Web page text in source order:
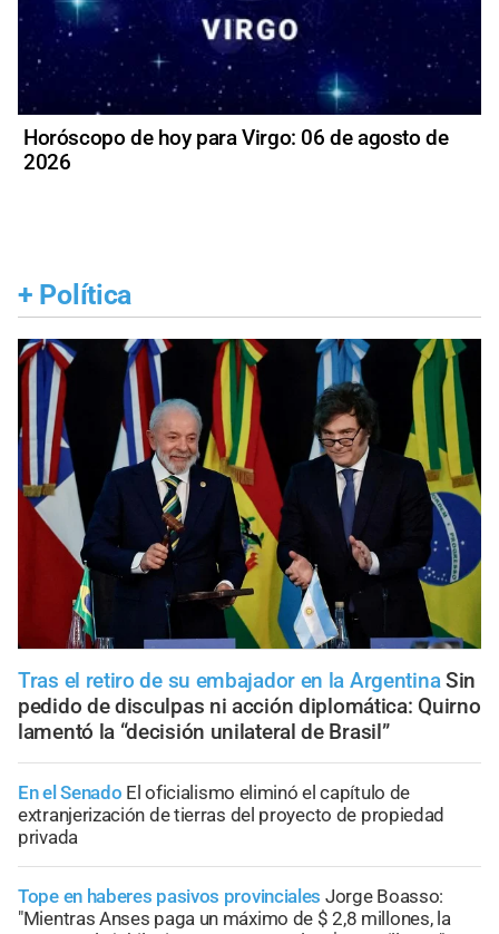
Horóscopo de hoy para Virgo: 06 de agosto de
2026
+ Política
Tras el retiro de su embajador en la Argentina Sin
pedido de disculpas ni acción diplomática: Quirno
lamentó la “decisión unilateral de Brasil”
En el Senado El oficialismo eliminó el capítulo de
extranjerización de tierras del proyecto de propiedad
privada
Tope en haberes pasivos provinciales Jorge Boasso:
"Mientras Anses paga un máximo de $ 2,8 millones, la